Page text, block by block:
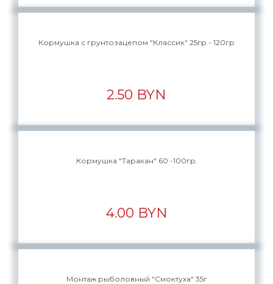
Кормушка с грунтозацепом "Классик" 25гр - 120гр
2.50 BYN
Кормушка "Таракан" 60 -100гр.
4.00 BYN
Монтаж рыболовный "Смоктуха" 35г